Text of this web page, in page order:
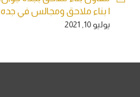
| بناء ملاحق ومجالس في جده
يوليو 10, 2021